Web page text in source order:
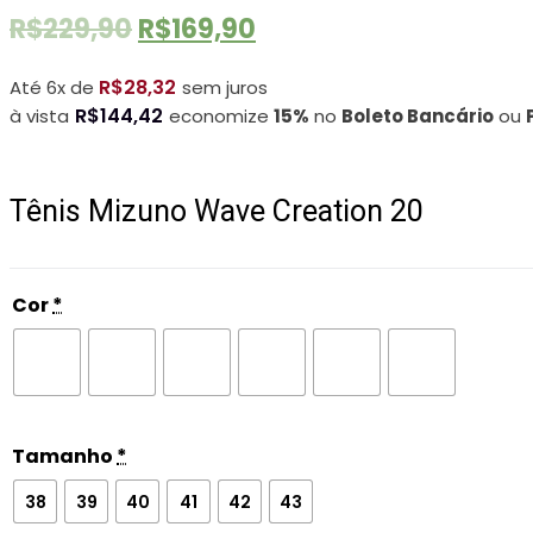
Style
as
cores)
(Todas
cores)
R$229,90R$169,90
Até 6x de R$28,32 sem juros
à vista R$144,42 economize 15% no Boleto Bancárioou
Tênis Mizuno Wave Creation 20
Cor*
Tamanho*
38 39 40 41 42 43